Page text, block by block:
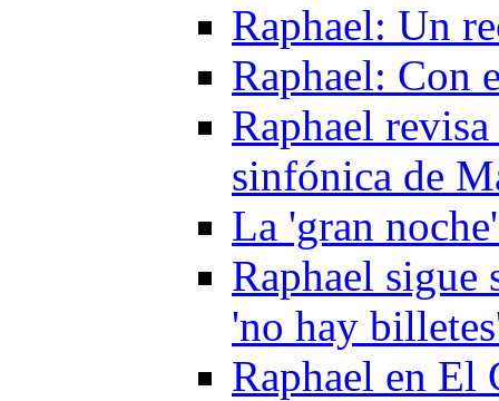
Raphael: Un
Raphael: Con
Raphael
sinfónica de
La 'gran
Raphael sigue
'no hay
Raphael en El